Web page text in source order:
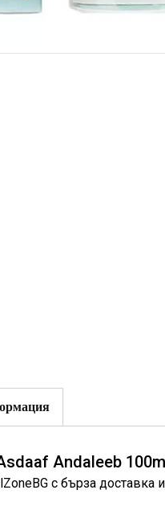
Andaleeb
с бърза доставка